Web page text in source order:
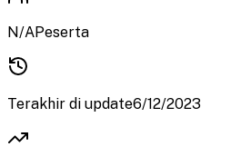
N/APeserta
Terakhir di update6/12/2023